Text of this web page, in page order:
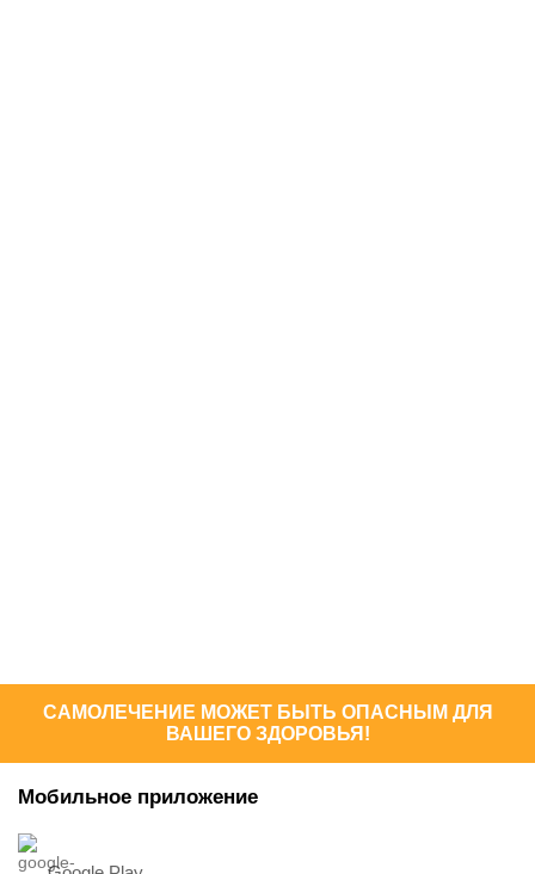
САМОЛЕЧЕНИЕ МОЖЕТ БЫТЬ ОПАСНЫМ ДЛЯ
ВАШЕГО ЗДОРОВЬЯ!
Мобильное приложение